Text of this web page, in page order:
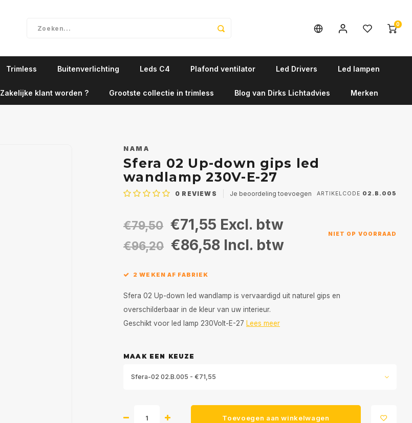
0
Trimless Buitenverlichting Leds C4 Plafond ventilator Led Drivers Led lampen
Zakelijke klant worden ? Grootste collectie in trimless Blog van Dirks Lichtadvies Merken
NAMA
Sfera 02 Up-down gips led
wandlamp 230V-E-27
0 REVIEWS Je beoordeling toevoegen ARTIKELCODE 02.B.005
€79,50 €71,55 Excl. btw
€96,20 €86,58 Incl. btw
NIET OP VOORRAAD
2 WEKEN AF FABRIEK
Sfera 02 Up-down led wandlamp is vervaardigd uit naturel gips en
overschilderbaar in de kleur van uw interieur.
Geschikt voor led lamp 230Volt-E-27 Lees meer
MAAK EEN KEUZE
Sfera-02 02.B.005 - €71,55
Toevoegen aan winkelwagen